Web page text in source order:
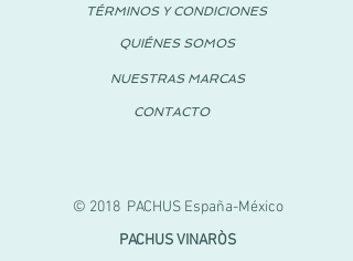
© 2018 PACHUS España-México
TÉRMINOS Y CONDICIONES
QUIÉNES SOMOS
NUESTRAS MARCAS
CONTACTO
PACHUS VINARÒS